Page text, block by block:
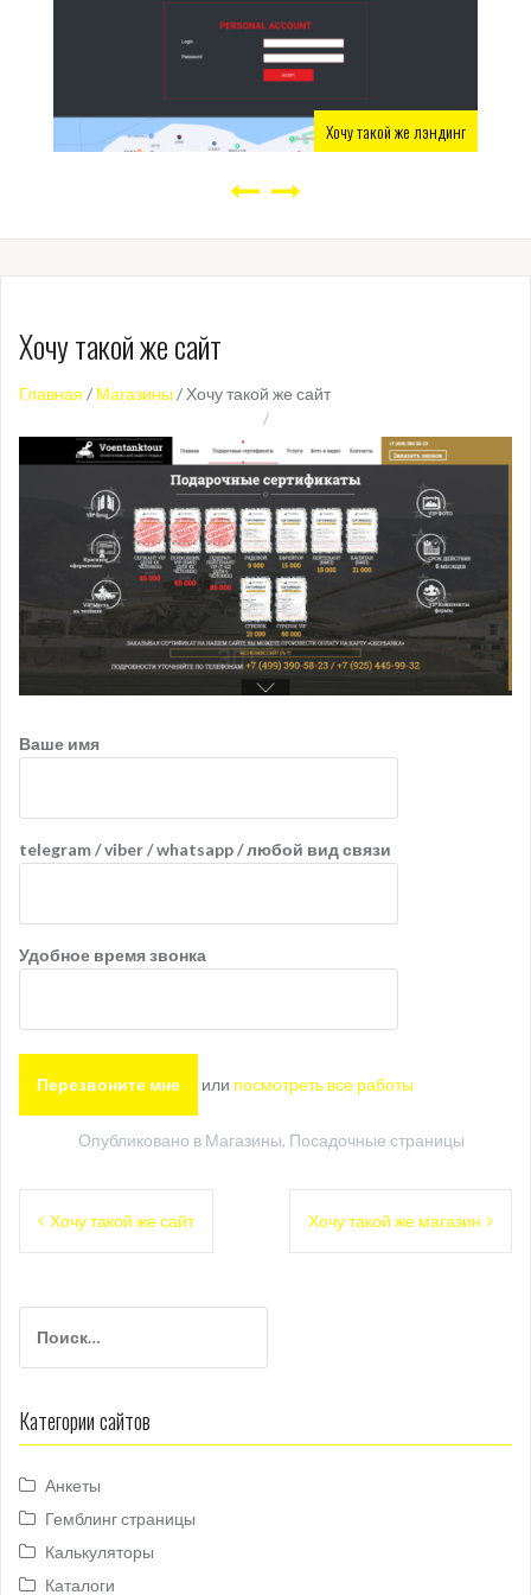
Хочу такой же лэндинг
Хочу такой же сайт
Главная / Магазины/ Хочу такой же сайт
Ваше имя
telegram / viber / whatsapp / любой вид связи
Удобное время звонка
или посмотреть все работы
Опубликовано в Магазины, Посадочные страницы
Навигация
Хочу такой же сайт Хочу такой же магазин
Категории сайтов
Анкеты
Гемблинг страницы
Калькуляторы
Каталоги